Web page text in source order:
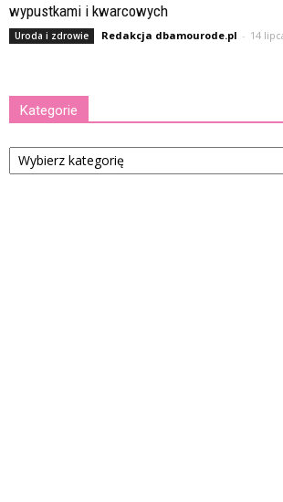
wypustkami i kwarcowych
Uroda i zdrowie Redakcja dbamourode.pl - 14
Kategorie
Kategorie